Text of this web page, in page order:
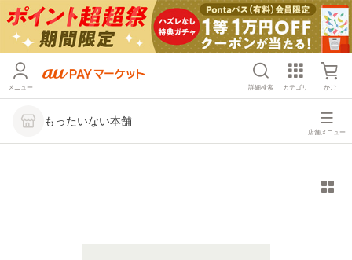
メニュー 詳細検索 カテゴリ かご
もったいない本舗
店舗メニュー